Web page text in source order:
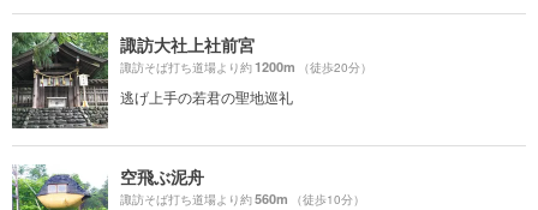
諏訪大社上社前宮
諏訪そば打ち道場より約1200m （徒歩20分）
逃げ上手の若君の聖地巡礼
空飛ぶ泥舟
諏訪そば打ち道場より約560m （徒歩10分）